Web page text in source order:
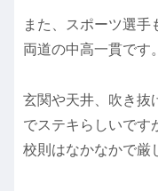
また、スポーツ選手
両道の中高一貫です。
玄関や天井、吹き抜
でステキらしいです
校則はなかなかで厳